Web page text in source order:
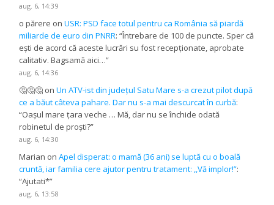
aug. 6, 14:39
o părere onUSR: PSD face totul pentru ca România să piardă
miliarde de euro din PNRR: “Întrebare de 100 de puncte. Sper că
ești de acord că aceste lucrări su fost recepționate, aprobate
calitativ. Bagsamă aici…”
aug. 6, 14:36
🤔🤔🤔 onUn ATV-ist din județul Satu Mare s-a crezut pilot după
ce a băut câteva pahare. Dar nu s-a mai descurcat în curbă:
“Oașul mare țara veche … Mă, dar nu se închide odată
robinetul de proști?”
aug. 6, 14:30
Marian onApel disperat: o mamă (36 ani) se luptă cu o boală
cruntă, iar familia cere ajutor pentru tratament: ,,Vă implor!”:
“Ajutati*”
aug. 6, 13:58